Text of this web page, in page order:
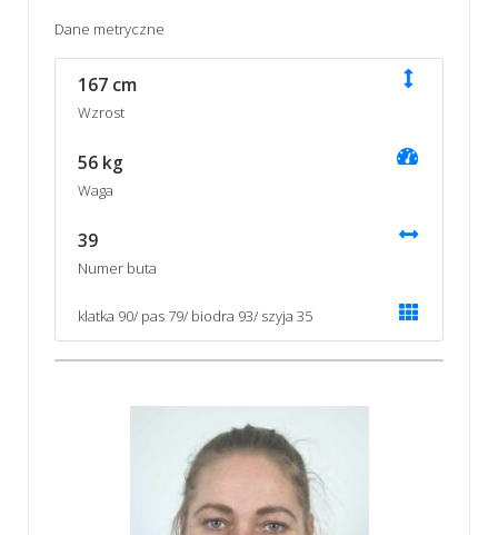
Dane metryczne
167 cm
Wzrost
56 kg
Waga
39
Numer buta
klatka 90/ pas 79/ biodra 93/ szyja 35